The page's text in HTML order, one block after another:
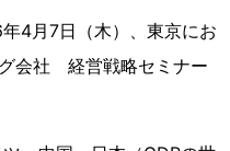
4月7日（木）、東京にお
会社 経営戦略セミナー